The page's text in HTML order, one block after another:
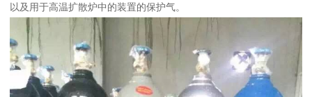
以及用于高温扩散炉中的装置的保护气。